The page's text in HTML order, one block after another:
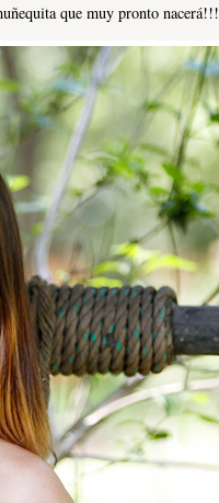
que muy pronto nacerá!!!